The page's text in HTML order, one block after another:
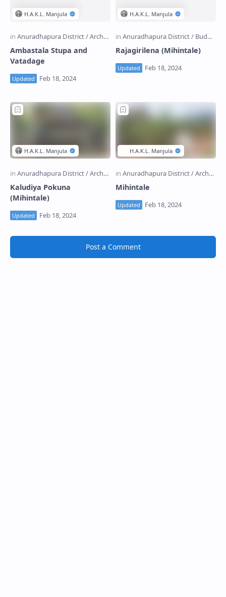
Ambastala Stupa and
Vatadage
Rajagirilena (Mihintale)
Kaludiya Pokuna
(Mihintale)
Mihintale
Post a Comment